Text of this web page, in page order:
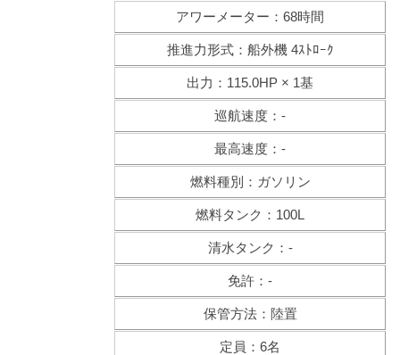
アワーメーター：68時間
推進力形式：船外機 4ｽﾄﾛｰｸ
出力：115.0HP × 1基
巡航速度：-
最高速度：-
燃料種別：ガソリン
燃料タンク：100L
清水タンク：-
免許：-
保管方法：陸置
定員：6名